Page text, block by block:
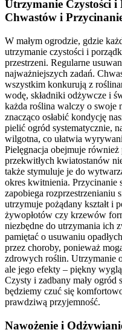
Utrzymanie Czystości
Chwastów i
W małym ogrodzie, gdzie
utrzymanie czystości i
przestrzeni. Regularne
najważniejszych zadań.
wszystkim konkurują z
wodę, składniki odżywcze i
każda roślina walczy o swoje
znacząco osłabić kondycję
pielić ogród systematycznie,
wilgotna, co ułatwia
Pielęgnacja obejmuje
przekwitłych kwiatostanów
także stymuluje je do
okres kwitnienia. Przycinanie
zapobiega rozprzestrzenianiu
utrzymuje pożądany kształt i
żywopłotów czy krzewów
niezbędne do utrzymania ich
pamiętać o usuwaniu
przez choroby, ponieważ
zdrowych roślin. Utrzymanie
ale jego efekty – piękny
Czysty i zadbany mały ogród
będziemy czuć się
prawdziwą przyjemność.
Nawożenie i